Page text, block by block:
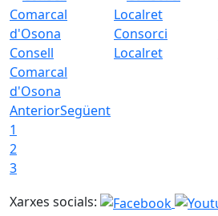
Consell
Comarcal
d'Osona
Consorci
Localret
AnteriorSegüent
1
2
3
Xarxes socials: